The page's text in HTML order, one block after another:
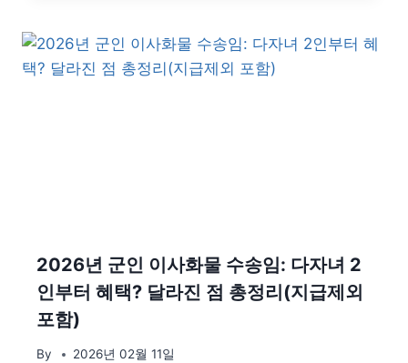
2026년 군인 이사화물 수송임: 다자녀 2
인부터 혜택? 달라진 점 총정리(지급제외
포함)
By 2026년 02월 11일